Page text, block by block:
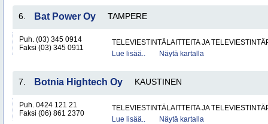
6. Bat Power Oy TAMPERE
Puh. (03) 345 0914
Faksi (03) 345 0911
TELEVIESTINTÄLAITTEITA JA
Lue lisää..
Näytä kartalla
7. Botnia Hightech Oy KAUSTINEN
Puh. 0424 121 21
Faksi (06) 861 2370
TELEVIESTINTÄLAITTEITA JA
Lue lisää..
Näytä kartalla